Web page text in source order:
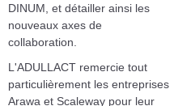
DINUM, et détailler ainsi les
nouveaux axes de
collaboration.
L'ADULLACT remercie tout
particulièrement les entreprises
Arawa et Scaleway pour leur